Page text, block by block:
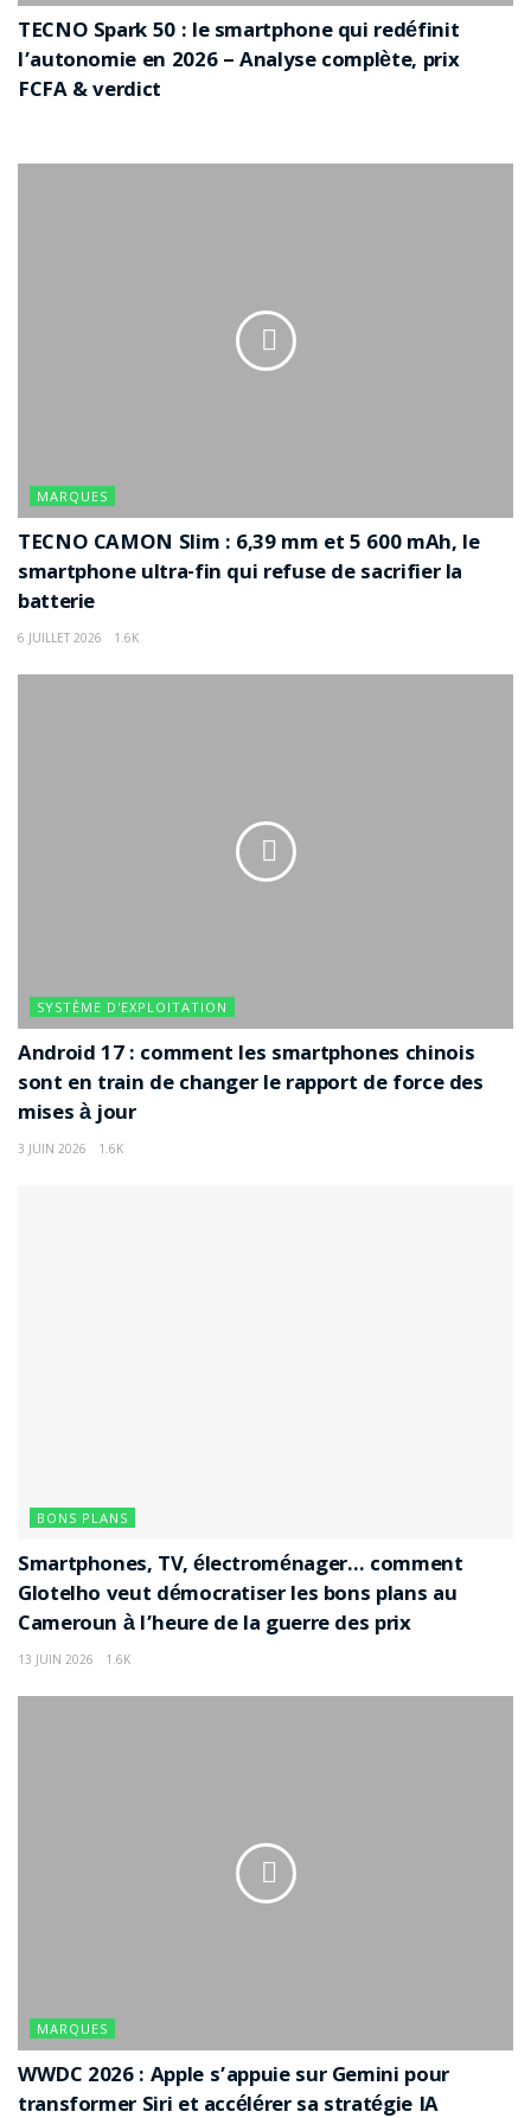
TECNO Spark 50 : le smartphone qui redéfinit
l’autonomie en 2026 – Analyse complète, prix
FCFA & verdict
MARQUES
TECNO CAMON Slim : 6,39 mm et 5 600 mAh, le
smartphone ultra-fin qui refuse de sacrifier la
batterie
6 JUILLET 2026 1.6K
SYSTÈME D'EXPLOITATION
Android 17 : comment les smartphones chinois
sont en train de changer le rapport de force des
mises à jour
3 JUIN 2026 1.6K
BONS PLANS
Smartphones, TV, électroménager… comment
Glotelho veut démocratiser les bons plans au
Cameroun à l’heure de la guerre des prix
13 JUIN 2026 1.6K
MARQUES
WWDC 2026 : Apple s’appuie sur Gemini pour
transformer Siri et accélérer sa stratégie IA